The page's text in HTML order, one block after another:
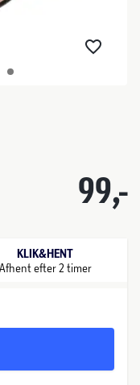
99,-
KLIK&HENT
Afhent efter 2 timer